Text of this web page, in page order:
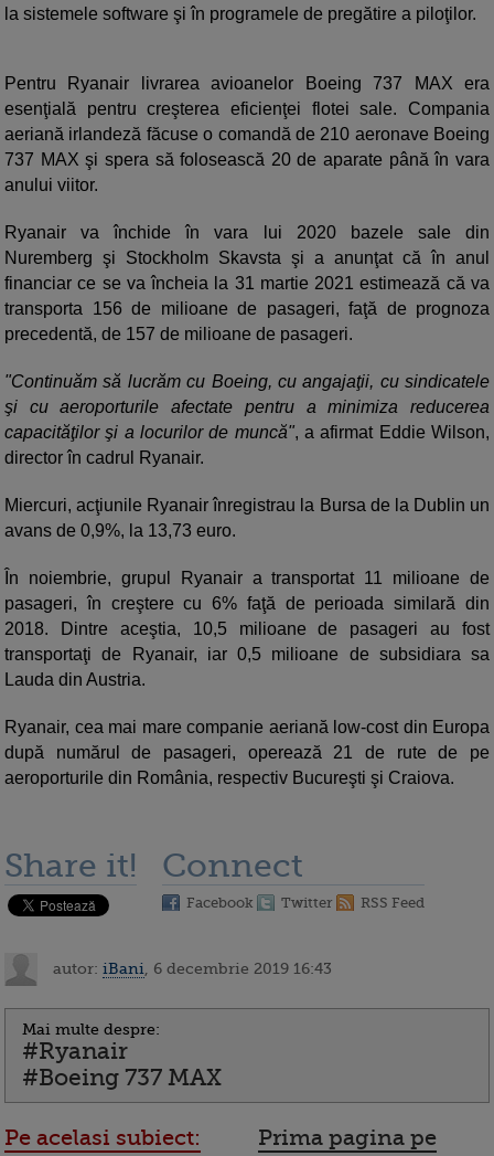
la sistemele software şi în programele de pregătire a piloţilor.
Pentru Ryanair livrarea avioanelor Boeing 737 MAX era
esenţială pentru creşterea eficienţei flotei sale. Compania
aeriană irlandeză făcuse o comandă de 210 aeronave Boeing
737 MAX şi spera să folosească 20 de aparate până în vara
anului viitor.
Ryanair va închide în vara lui 2020 bazele sale din
Nuremberg şi Stockholm Skavsta şi a anunţat că în anul
financiar ce se va încheia la 31 martie 2021 estimează că va
transporta 156 de milioane de pasageri, faţă de prognoza
precedentă, de 157 de milioane de pasageri.
"Continuăm să lucrăm cu Boeing, cu angajaţii, cu sindicatele
şi cu aeroporturile afectate pentru a minimiza reducerea
capacităţilor şi a locurilor de muncă", a afirmat Eddie Wilson,
director în cadrul Ryanair.
Miercuri, acţiunile Ryanair înregistrau la Bursa de la Dublin un
avans de 0,9%, la 13,73 euro.
În noiembrie, grupul Ryanair a transportat 11 milioane de
pasageri, în creştere cu 6% faţă de perioada similară din
2018. Dintre aceştia, 10,5 milioane de pasageri au fost
transportaţi de Ryanair, iar 0,5 milioane de subsidiara sa
Lauda din Austria.
Ryanair, cea mai mare companie aeriană low-cost din Europa
după numărul de pasageri, operează 21 de rute de pe
aeroporturile din România, respectiv Bucureşti şi Craiova.
Share it! Connect
Facebook Twitter RSS Feed
autor: iBani , 6 decembrie 2019 16:43
Mai multe despre:
#Ryanair
#Boeing 737 MAX
Pe acelasi subiect:
Prima pagina pe